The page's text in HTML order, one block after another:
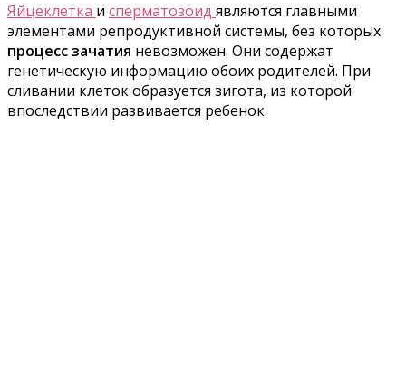
Яйцеклетка и сперматозоид являются главными
элементами репродуктивной системы, без которых
процесс зачатия невозможен. Они содержат
генетическую информацию обоих родителей. При
сливании клеток образуется зигота, из которой
впоследствии развивается ребенок.